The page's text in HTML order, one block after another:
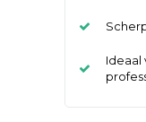
Ideaal